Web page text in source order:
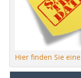
Hier finden Sie